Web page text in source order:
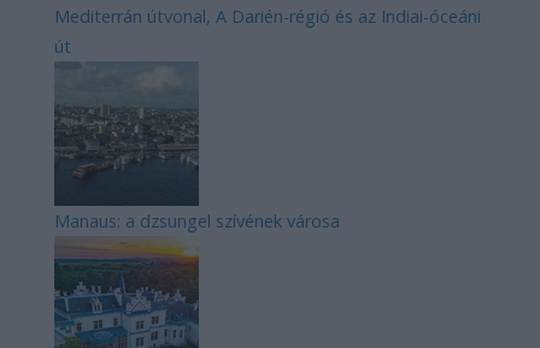
Mediterrán útvonal, A Darién-régió és az Indiai-óceáni
út
Manaus: a dzsungel szívének városa